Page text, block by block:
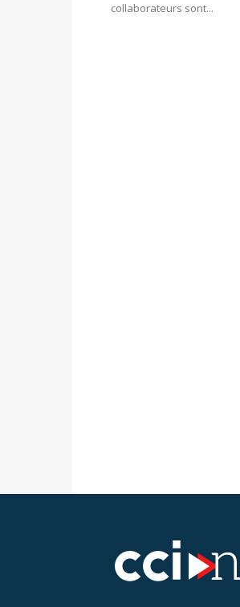
collaborateurs sont...